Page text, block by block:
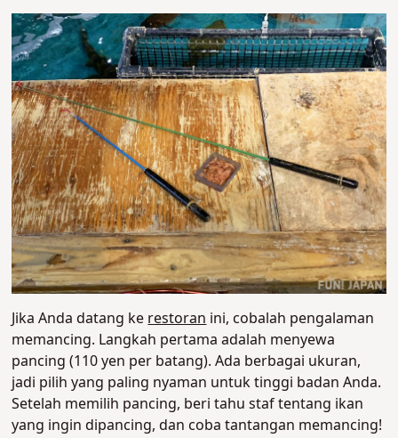
Jika Anda datang kerestoranini, cobalah pengalaman
memancing. Langkah pertama adalah menyewa
pancing (110 yen per batang). Ada berbagai ukuran,
jadi pilih yang paling nyaman untuk tinggi badan Anda.
Setelah memilih pancing, beri tahu staf tentang ikan
yang ingin dipancing, dan coba tantangan memancing!